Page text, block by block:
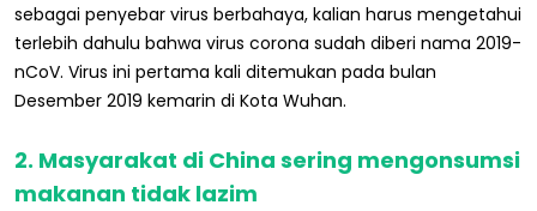
sebagai penyebar virus berbahaya, kalian harus mengetahui
terlebih dahulu bahwa virus corona sudah diberi nama 2019-
nCoV. Virus ini pertama kali ditemukan pada bulan
Desember 2019 kemarin di Kota Wuhan.
2. Masyarakat di China sering mengonsumsi
makanan tidak lazim